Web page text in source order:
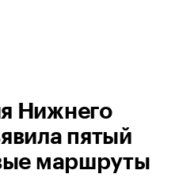
Нижнего
пятый
маршруты